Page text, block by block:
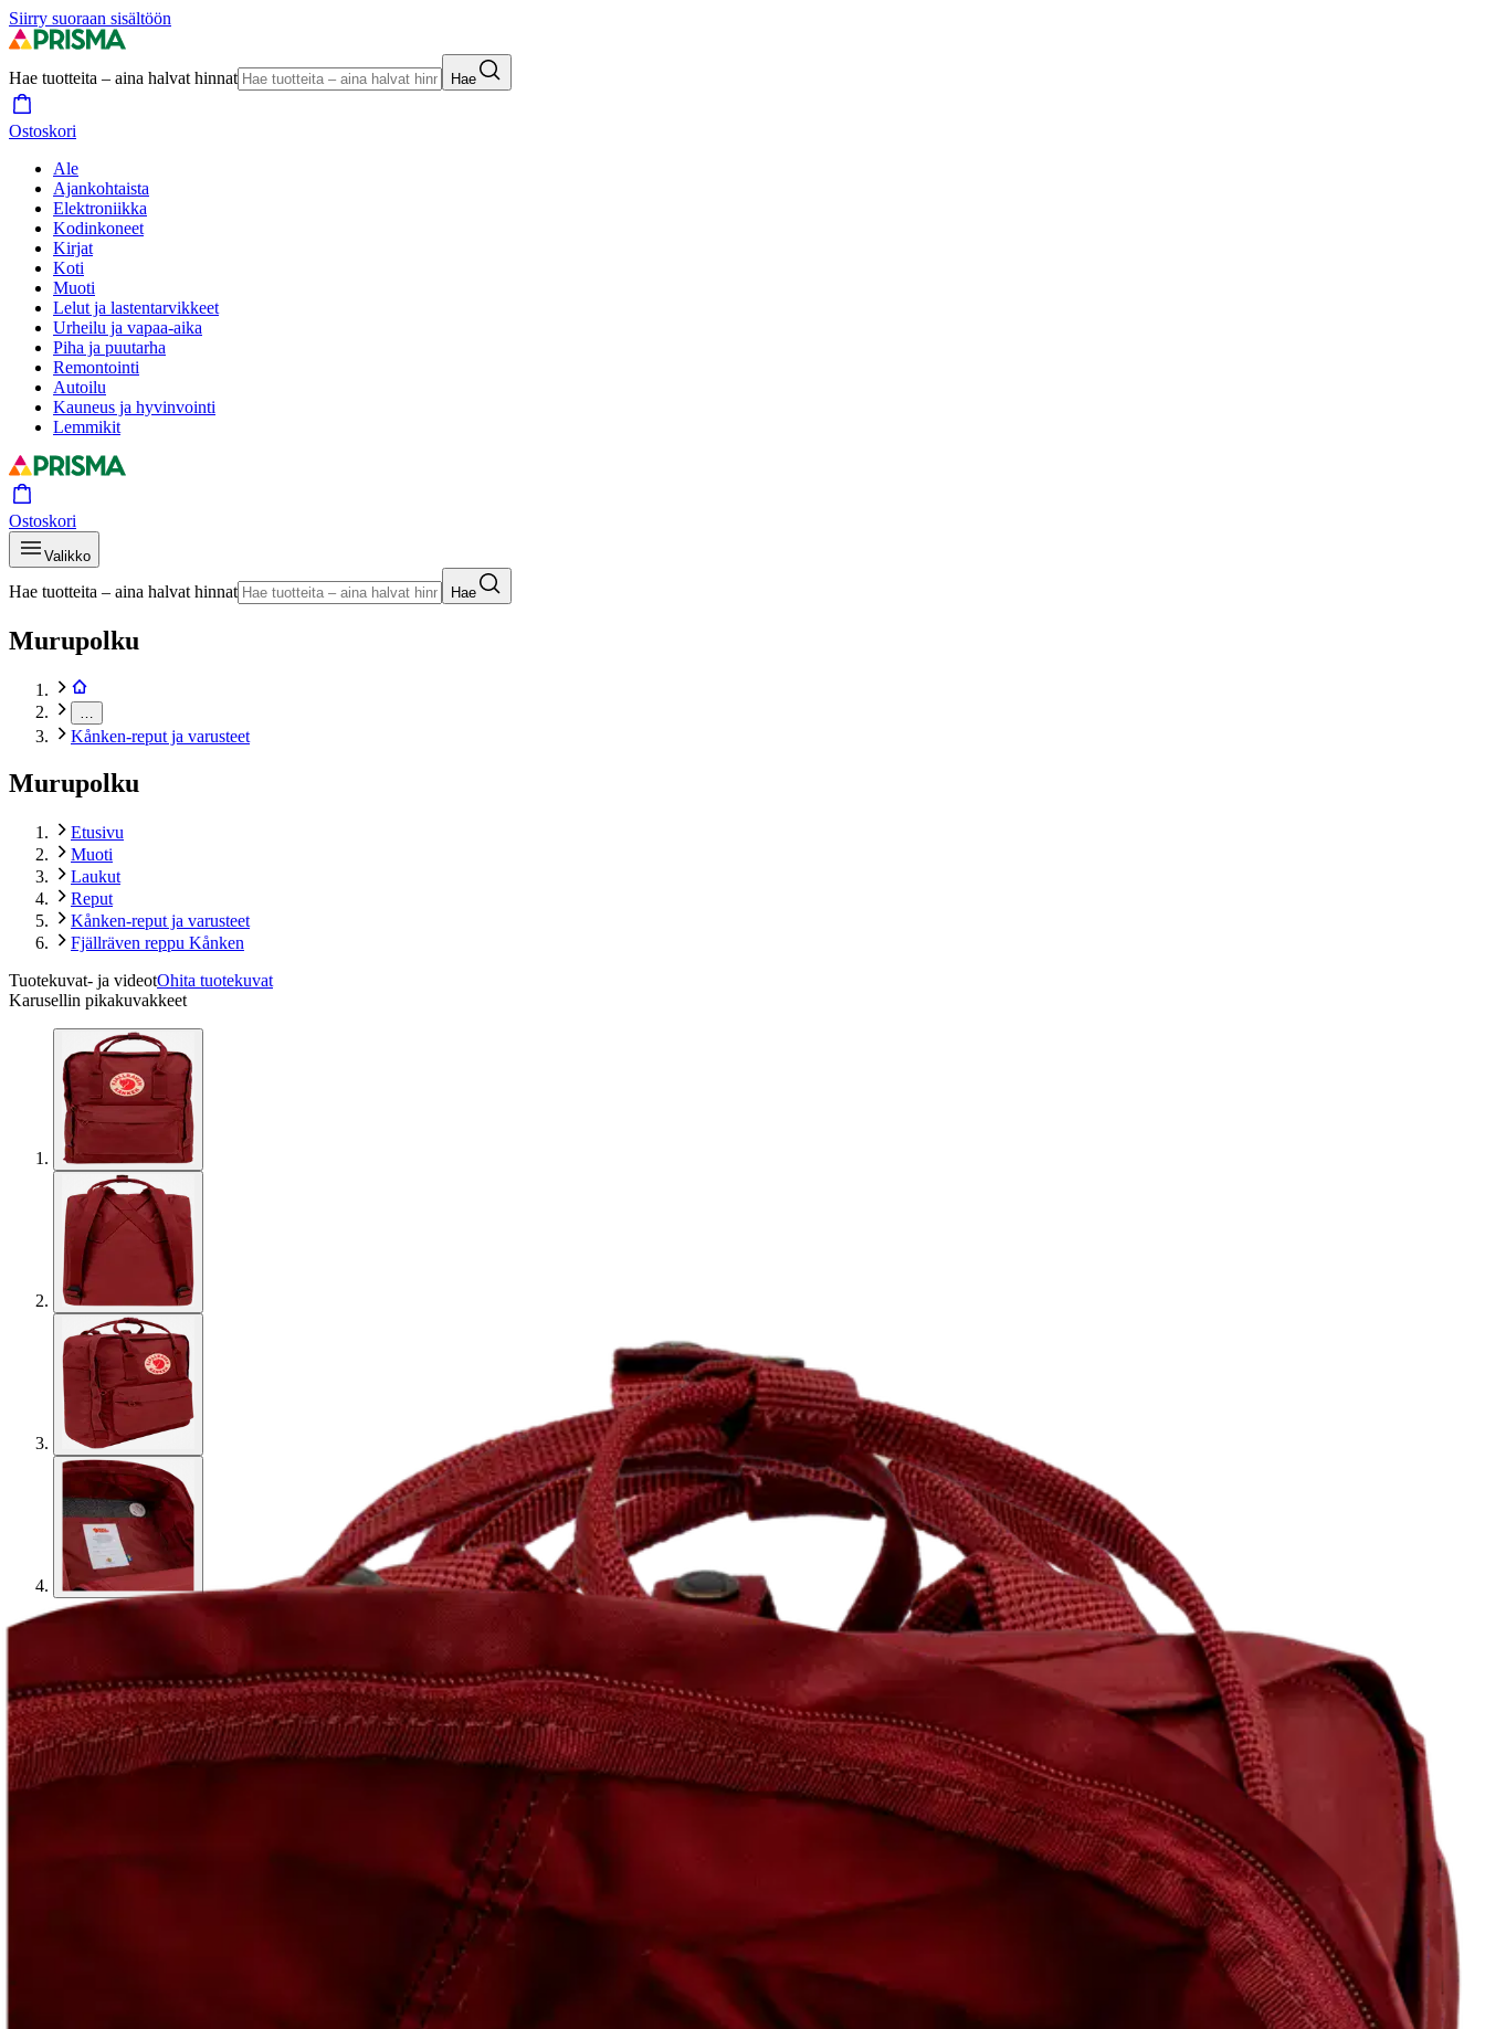
Siirry suoraan sisältöön
Hae tuotteita – aina halvat hinnat Hae
Ostoskori
Ale
Ajankohtaista
Elektroniikka
Kodinkoneet
Kirjat
Koti
Muoti
Lelut ja lastentarvikkeet
Urheilu ja vapaa-aika
Piha ja puutarha
Remontointi
Autoilu
Kauneus ja hyvinvointi
Lemmikit
Ostoskori
Valikko
Hae tuotteita – aina halvat hinnat Hae
Murupolku
Kånken-reput ja varusteet
Murupolku
Etusivu
Muoti
Laukut
Reput
Kånken-reput ja varusteet
Fjällräven reppu Kånken
Tuotekuvat- ja videotOhita tuotekuvat
Karusellin pikakuvakkeet
Avaa kuva suurempana
Avaa kuva suurempana
Avaa kuva suurempana